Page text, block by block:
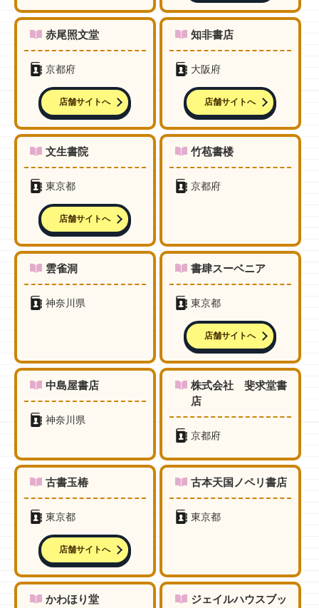
赤尾照文堂
京都府
店舗サイトへ
知非書店
大阪府
店舗サイトへ
文生書院
東京都
店舗サイトへ
竹苞書楼
京都府
雲雀洞
神奈川県
書肆スーベニア
東京都
店舗サイトへ
中島屋書店
神奈川県
株式会社 斐求堂書
店
京都府
古書玉椿
東京都
店舗サイトへ
古本天国ノペリ書店
東京都
かわほり堂
ジェイルハウスブッ